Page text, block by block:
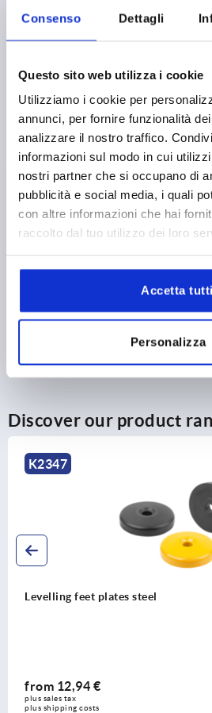
Consenso Dettagli
Questo sito web utilizza i cookie
Utilizziamo i cookie per
annunci, per fornire funzionalità
analizzare il nostro traffico.
informazioni sul modo in cui
nostri partner che si occupano di
pubblicità e social media, i quali
con altre informazioni che hai
raccolto dal tuo utilizzo dei loro
Accetta tutti
Personalizza
PLATE WITH EXTENSION
13,03 €
plus sales tax
plus shipping costs
PRODUCT DETAILS
Discover our product
DETAILS